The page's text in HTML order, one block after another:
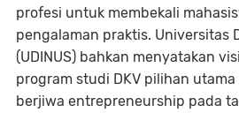
profesi untuk membekali
pengalaman praktis. Universitas
(UDINUS) bahkan menyatakan
program studi DKV pilihan
berjiwa entrepreneurship pada